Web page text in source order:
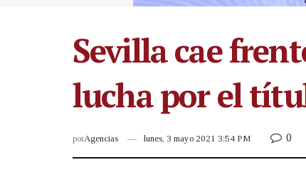
Sevilla cae
lucha por el
porAgencias lunes, 3 mayo 2021 3:54 PM 0